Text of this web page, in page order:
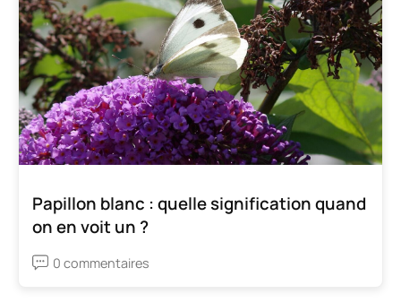
Papillon blanc : quelle signification quand
on en voit un ?
0 commentaires